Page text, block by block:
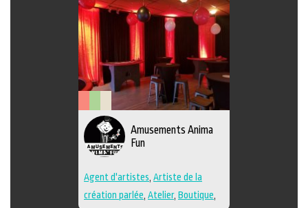
Arts
la
Arts
visuels
Savoir-
faire
Amusements Anima
Fun
Agent d'artistes Artiste de la
création parlée Atelier, Boutique